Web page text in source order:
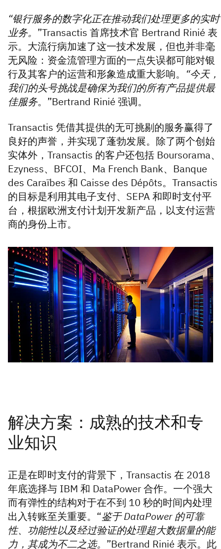
“银行服务的数字化正在推动我们处理更多的实时
业务。 ”Transactis 首席技术官 Bertrand Rinié 表
示。大流行病加速了这一技术发展，但也并非毫
无风险：资金流管理方面的一点失误都可能对银
行及其客户的运营和形象造成重大影响。 “今天，
我们的头号挑战是确保为我们的所有产品提供最
佳服务。”Bertrand Rinié 强调。
Transactis 凭借其提供的无可挑剔的服务赢得了
良好的声誉，并实现了蓬勃发展。除了两个创始
实体外，Transactis 的客户还包括 Boursorama、
Ezyness、BFCOI、Ma French Bank、Banque
des Caraïbes 和 Caisse des Dépôts。Transactis
的目标是利用其电子支付、SEPA 和即时支付平
台，根据欧洲支付计划开发新产品，以支付运营
商的身份上市。
正是在即时支付的背景下，Transactis 在 2018
年底选择与 IBM 和 DataPower 合作。一个强大
而有弹性的结构对于在不到 10 秒的时间内处理
出入转账至关重要。“鉴于 DataPower 的可靠
性、功能性以及经过验证的处理超大数据量的能
力，其成为不二之选。 ”Bertrand Rinié 表示。此